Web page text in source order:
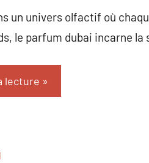
un univers olfactif où
le parfum dubai incarne
lecture